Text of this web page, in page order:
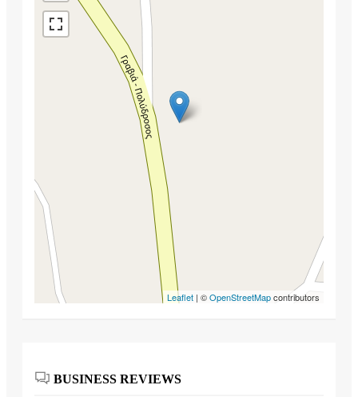
Leaflet | ©OpenStreetMapcontributors
BUSINESS REVIEWS